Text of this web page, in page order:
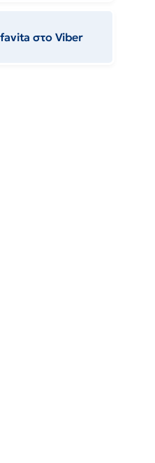
στο Viber